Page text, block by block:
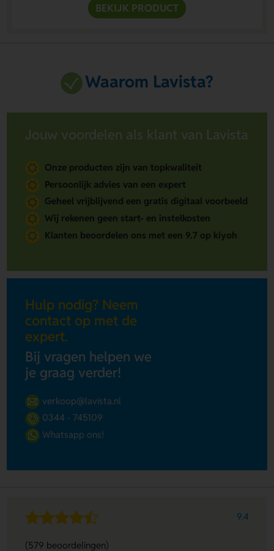
BEKIJK PRODUCT
Waarom Lavista?
Jouw voordelen als klant van Lavista
Onze producten zijn van topkwaliteit
Persoonlijk advies van een expert
Geheel vrijblijvend een gratis digitaal voorbeeld
Wij rekenen geen start- en instelkosten
Klanten beoordelen ons met een 9.7 op kiyoh
Hulp nodig? Neem
contact op met de
expert.
Bij vragen helpen we
je graag verder!
verkoop@lavista.nl
0344 - 745109
Whatsapp ons!
9.4
(579 beoordelingen)